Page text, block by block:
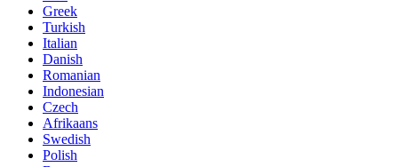
Greek
Turkish
Italian
Danish
Romanian
Indonesian
Czech
Afrikaans
Swedish
Polish